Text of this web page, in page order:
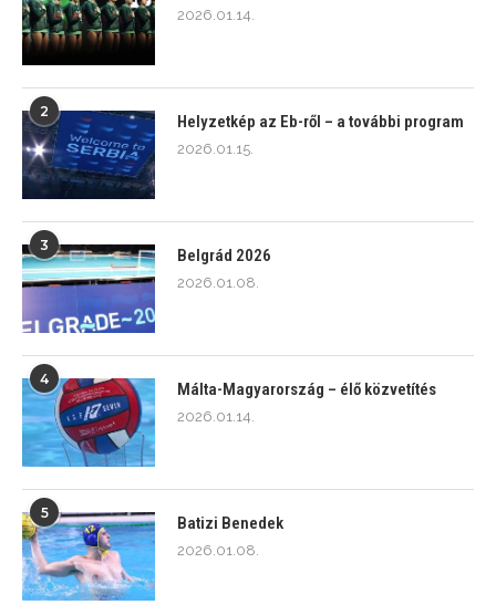
2026.01.14.
2
Helyzetkép az Eb-ről – a további program
2026.01.15.
3
Belgrád 2026
2026.01.08.
4
Málta-Magyarország – élő közvetítés
2026.01.14.
5
Batizi Benedek
2026.01.08.